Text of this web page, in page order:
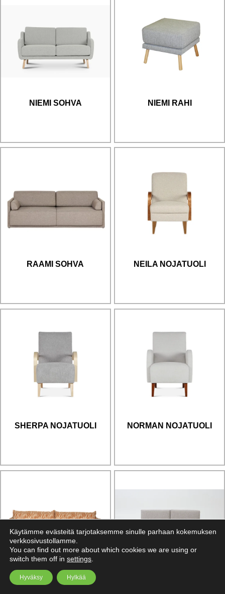
NIEMI SOHVA NIEMI RAHI
RAAMI SOHVA NEILA NOJATUOLI
SHERPA NOJATUOLI NORMAN NOJATUOLI
HIMANKA VUODESOHVA
Käytämme evästeitä tarjotaksemme sinulle parhaan kokemuksen
verkkosivustollamme.
You can find out more about which cookies we are using or
switch them off in settings
Hyväksy Hylkää